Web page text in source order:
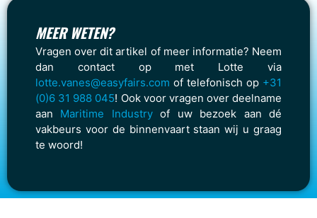
MEER WETEN?
Vragen over dit artikel of meer informatie? Neem
dan contact op met Lotte via
lotte.vanes@easyfairs.com of telefonisch op +31
(0)6 31 988 045! Ook voor vragen over deelname
aan Maritime Industryof uw bezoek aan dé
vakbeurs voor de binnenvaart staan wij u graag
te woord!